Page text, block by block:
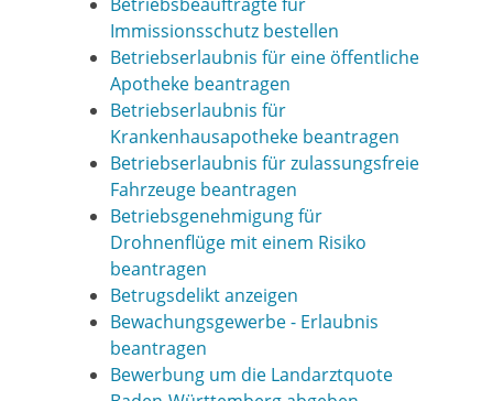
Immissionsschutz bestellen
Betriebserlaubnis für eine öffentliche
Apotheke beantragen
Betriebserlaubnis für
Krankenhausapotheke beantragen
Betriebserlaubnis für zulassungsfreie
Fahrzeuge beantragen
Betriebsgenehmigung für
Drohnenflüge mit einem Risiko
beantragen
Betrugsdelikt anzeigen
Bewachungsgewerbe - Erlaubnis
beantragen
Bewerbung um die Landarztquote